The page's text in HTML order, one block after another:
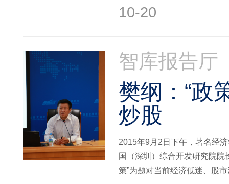
10-20
智库报告厅
樊纲：“政
炒股
2015年9月2日下午，著名经
国（深圳）综合开发研究院院
策”为题对当前经济低迷、股